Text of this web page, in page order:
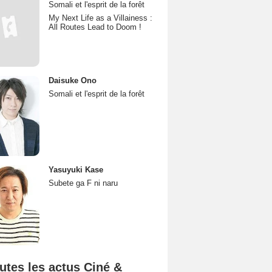
Somali et l'esprit de la forêt
My Next Life as a Villainess :
All Routes Lead to Doom !
Daisuke Ono
Somali et l'esprit de la forêt
Yasuyuki Kase
Subete ga F ni naru
les actus Ciné &